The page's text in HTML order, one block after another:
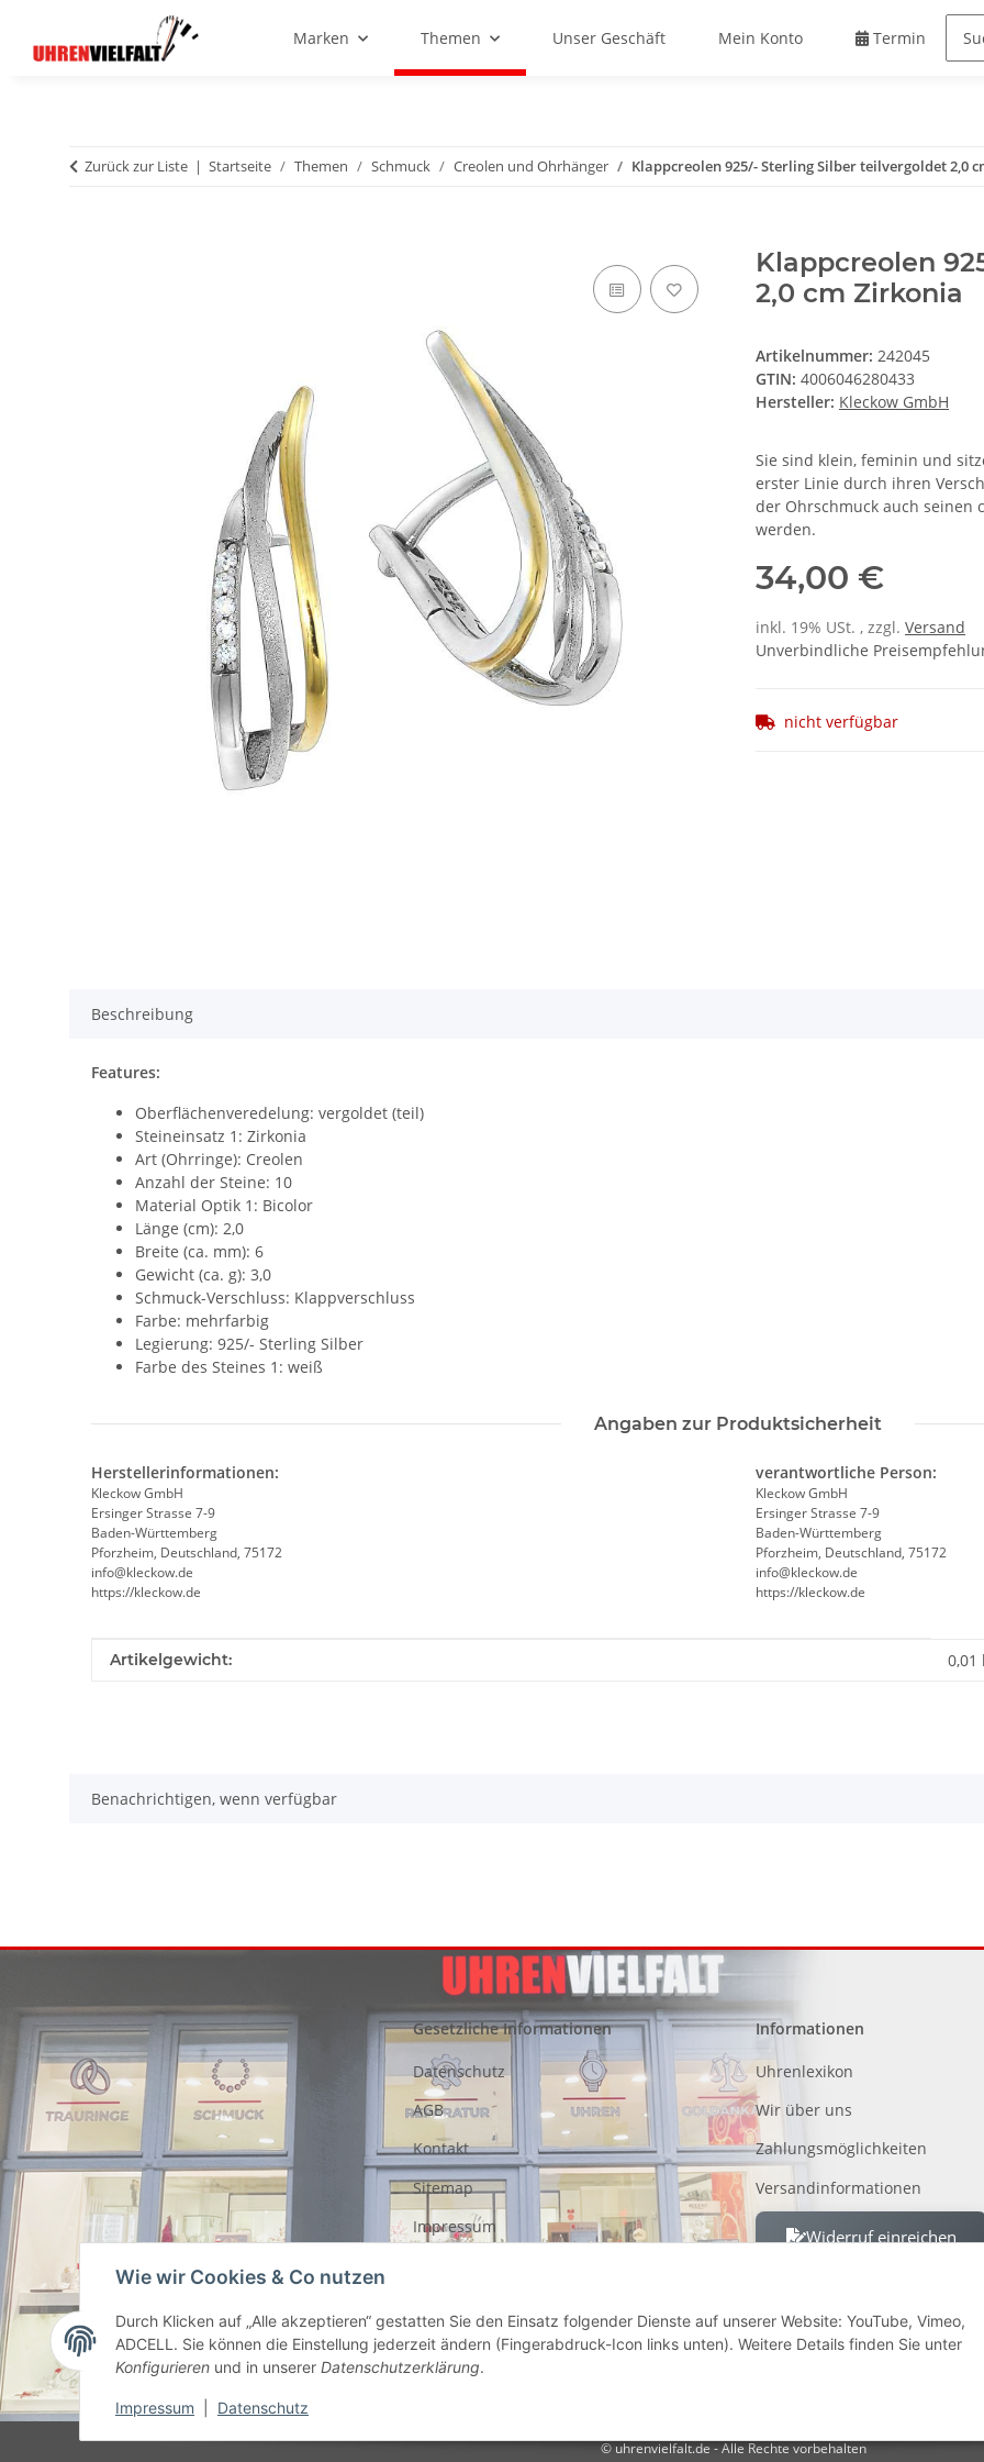
Wie wir Cookies & Co nutzen
Durch Klicken auf „Alle akzeptieren“ gestatten Sie den Einsatz folgender Dienste auf unserer Website: YouTube, Vimeo,
ADCELL. Sie können die Einstellung jederzeit ändern (Fingerabdruck-Icon links unten). Weitere Details finden Sie unter
Konfigurieren und in unserer Datenschutzerklärung.
Impressum Datenschutz
Marken Themen Unser Geschäft Mein Konto Termin
Zurück zur Liste Startseite Themen Schmuck Creolen und Ohrhänger Klappcreolen 925/- Sterling Silber teilvergoldet 2,0
Klappcreolen
2,0 cm Zirkonia
Artikelnummer: 242045
GTIN: 4006046280433
Hersteller: Kleckow GmbH
Sie sind klein, feminin und
erster Linie durch ihren
der Ohrschmuck auch seinen
werden.
34,00 €
inkl. 19% USt. , zzgl. Versand
Unverbindliche
nicht verfügbar
Beschreibung
Features:
Oberflächenveredelung: vergoldet (teil)
Steineinsatz 1: Zirkonia
Art (Ohrringe): Creolen
Anzahl der Steine: 10
Material Optik 1: Bicolor
Länge (cm): 2,0
Breite (ca. mm): 6
Gewicht (ca. g): 3,0
Schmuck-Verschluss: Klappverschluss
Farbe: mehrfarbig
Legierung: 925/- Sterling Silber
Farbe des Steines 1: weiß
Angaben zur Produktsicherheit
Herstellerinformationen:
Kleckow GmbH
Ersinger Strasse 7-9
Baden-Württemberg
Pforzheim, Deutschland, 75172
info@kleckow.de
https://kleckow.de
verantwortliche Person:
Kleckow GmbH
Ersinger Strasse 7-9
Baden-Württemberg
Pforzheim, Deutschland, 75172
info@kleckow.de
https://kleckow.de
Produkteigenschaft
Wert
Artikelgewicht: 0,01
Benachrichtigen, wenn verfügbar
Gesetzliche Informationen
Datenschutz
AGB
Kontakt
Sitemap
Impressum
Widerrufsrecht
Informationen
Uhrenlexikon
Wir über uns
Zahlungsmöglichkeiten
Versandinformationen
Widerruf einreichen
© uhrenvielfalt.de - Alle Rechte vorbehalten